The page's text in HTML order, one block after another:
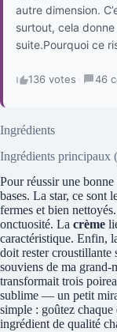
autre dimension.
surtout, cela
suite.Pourquoi ce
136 votes · 46
Ingrédients
Ingrédients principaux
Pour réussir une
bases. La star, ce sont
fermes et bien
onctuosité. La crème
caractéristique. Enfin,
doit rester croustillante
souviens de ma
transformait trois
sublime — un petit
simple : goûtez chaque
ingrédient de qualité